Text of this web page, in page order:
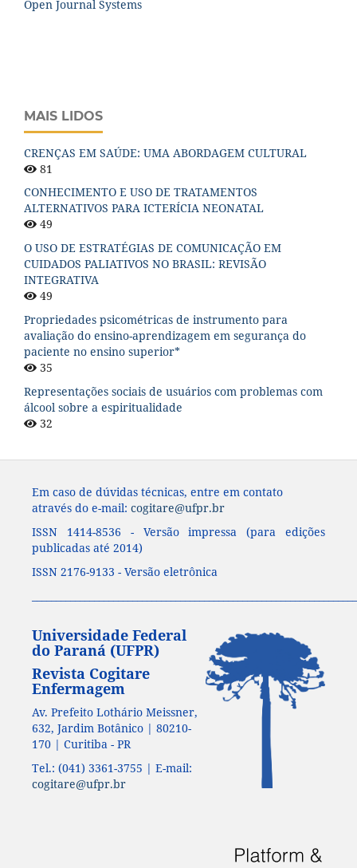
Open Journal Systems
MAIS LIDOS
CRENÇAS EM SAÚDE: UMA ABORDAGEM CULTURAL
81
CONHECIMENTO E USO DE TRATAMENTOS
ALTERNATIVOS PARA ICTERÍCIA NEONATAL
49
O USO DE ESTRATÉGIAS DE COMUNICAÇÃO EM
CUIDADOS PALIATIVOS NO BRASIL: REVISÃO
INTEGRATIVA
49
Propriedades psicométricas de instrumento para
avaliação do ensino-aprendizagem em segurança do
paciente no ensino superior*
35
Representações sociais de usuários com problemas com
álcool sobre a espiritualidade
32
Em caso de dúvidas técnicas, entre em contato
através do e-mail: cogitare@ufpr.br
ISSN 1414-8536 - Versão impressa (para edições
publicadas até 2014)
ISSN 2176-9133 - Versão eletrônica
Universidade Federal
do Paraná (UFPR)
Revista Cogitare
Enfermagem
Av. Prefeito Lothário Meissner,
632, Jardim Botânico | 80210-
170 | Curitiba - PR
Tel.: (041) 3361-3755 | E-mail:
cogitare@ufpr.br